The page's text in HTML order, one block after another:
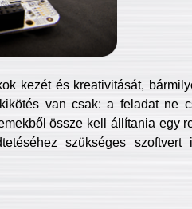
kezét és kreativitását,
van csak: a feladat ne
össze kell állítania egy
szükséges szoftvert